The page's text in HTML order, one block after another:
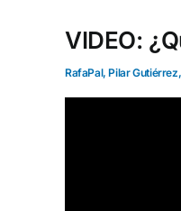
VIDEO:
RafaPal, Pilar